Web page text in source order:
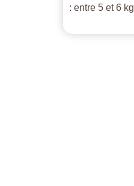
: entre 5 et 6 kg